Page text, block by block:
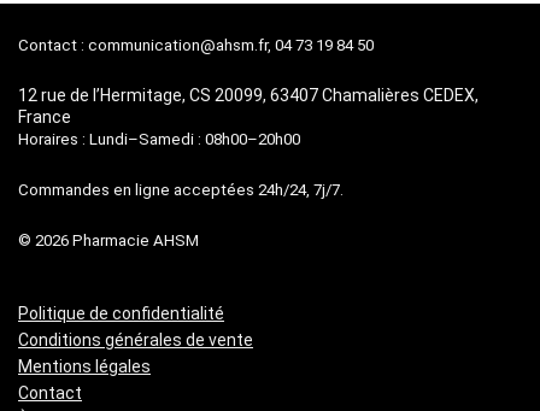
Contact : communication@ahsm.fr, 04 73 19 84 50
12 rue de l’Hermitage, CS 20099, 63407 Chamalières CEDEX,
France
Horaires : Lundi–Samedi : 08h00–20h00
Commandes en ligne acceptées 24h/24, 7j/7.
© 2026 Pharmacie AHSM
Politique de confidentialité
Conditions générales de vente
Mentions légales
Contact